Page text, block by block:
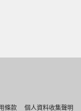
條款 個人資料收集聲明